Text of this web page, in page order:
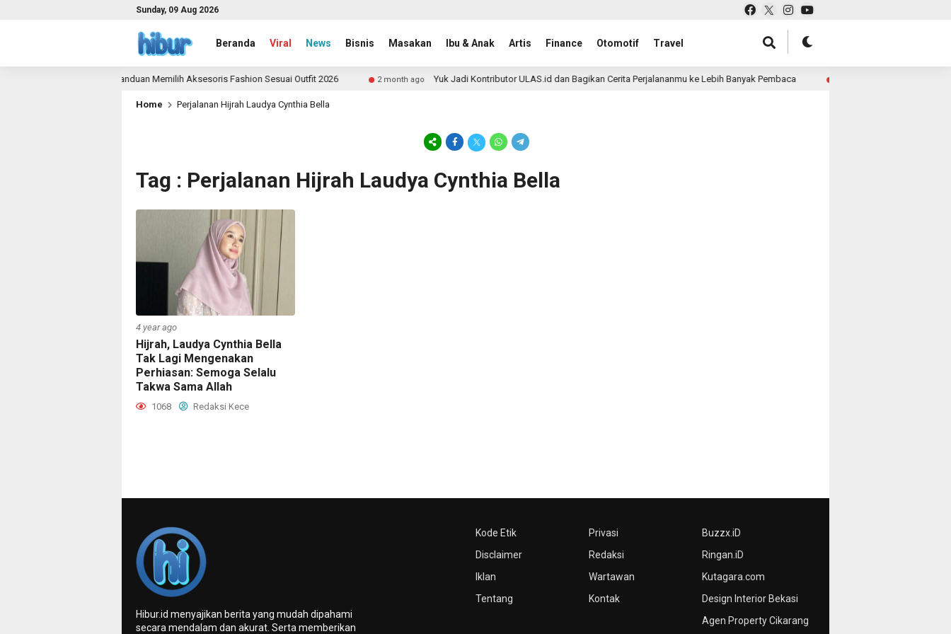
Sunday, 09 Aug 2026
Beranda Viral News Bisnis Masakan Ibu & Anak Artis Finance Otomotif Travel
Panduan Memilih Aksesoris Fashion Sesuai Outfit 2026 2 month ago Yuk Jadi Kontributor ULAS.id dan Bagikan Cerita Perjalananmu ke Lebih Banyak Pembaca 4 month ago
Home Perjalanan Hijrah Laudya Cynthia Bella
Tag : Perjalanan Hijrah Laudya Cynthia Bella
4 year ago
Hijrah, Laudya Cynthia Bella
Tak Lagi Mengenakan
Perhiasan: Semoga Selalu
Takwa Sama Allah
1068 Redaksi Kece
Kode Etik
Disclaimer
Iklan
Tentang
Privasi
Redaksi
Wartawan
Kontak
Buzzx.iD
Ringan.iD
Kutagara.com
Design Interior Bekasi
Agen Property Cikarang
Hibur.id menyajikan berita yang mudah dipahami
secara mendalam dan akurat. Serta memberikan